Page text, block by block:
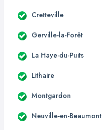
Cretteville
Gerville-la-Forêt
La Haye-du-Puits
Lithaire
Montgardon
Neuville-en-Beaumont